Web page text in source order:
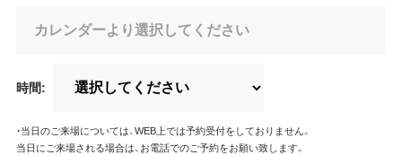
時間:
・当日のご来場については、WEB上では予約受付をしておりません。
当日にご来場される場合は、お電話でのご予約をお願い致します。